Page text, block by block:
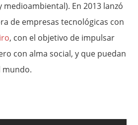
medioambiental). En 2013 lanzó
de empresas tecnológicas con
, con el objetivo de impulsar
con alma social, y que puedan
mundo.